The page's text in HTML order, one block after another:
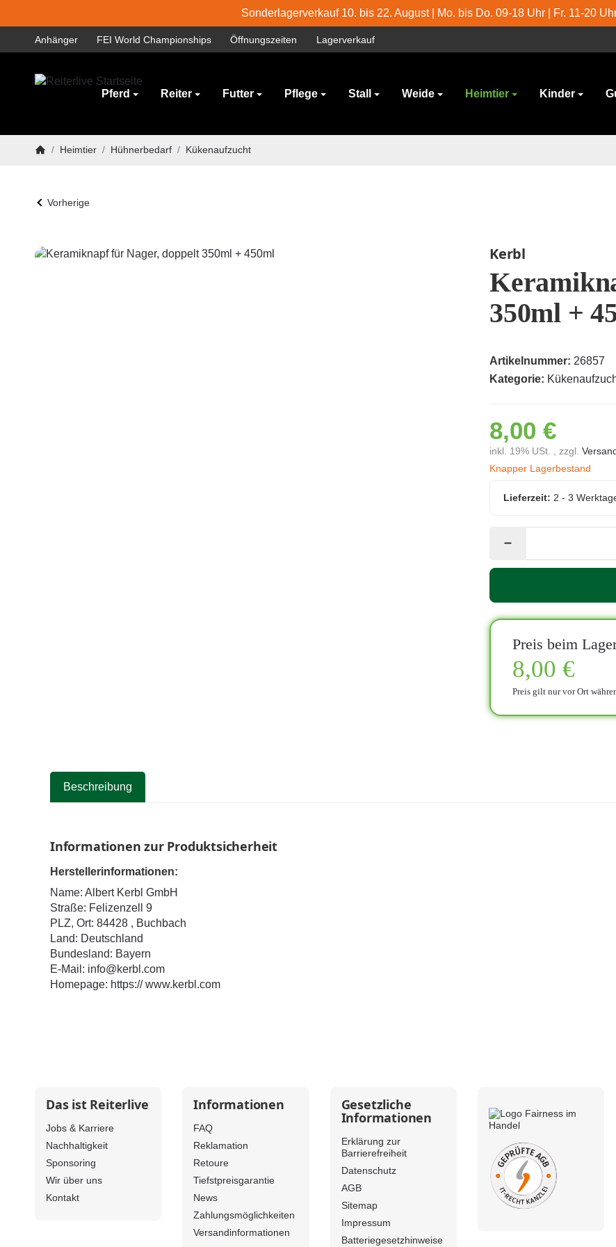
Sonderlagerverkauf 10. bis 22. August | Mo. bis Do. 09-18 Uhr | Fr. 11-20
Anhänger FEI World Championships Öffnungszeiten Lagerverkauf
Pferd Reiter Futter Pflege Stall Weide Heimtier Kinder
/ Heimtier / Hühnerbedarf / Kükenaufzucht
Vorherige
Kerbl
350ml +
Artikelnummer: 26857
Kategorie:
8,00 €
inkl. 19% USt. , zzgl. Versand
Knapper Lagerbestand
Lieferzeit: 2 - 3
Preis beim
8,00 €
Preis gilt nur vor Ort
Beschreibung
Informationen zur Produktsicherheit
Herstellerinformationen:
Name: Albert Kerbl GmbH
Straße: Felizenzell 9
PLZ, Ort: 84428 , Buchbach
Land: Deutschland
Bundesland: Bayern
E-Mail: info@kerbl.com
Homepage: https:// www.kerbl.com
Das ist Reiterlive
Jobs & Karriere
Nachhaltigkeit
Sponsoring
Wir über uns
Kontakt
Informationen
FAQ
Reklamation
Retoure
Tiefstpreisgarantie
News
Zahlungsmöglichkeiten
Versandinformationen
Gesetzliche
Informationen
Erklärung zur
Barrierefreiheit
Datenschutz
AGB
Sitemap
Impressum
Batteriegesetzhinweise